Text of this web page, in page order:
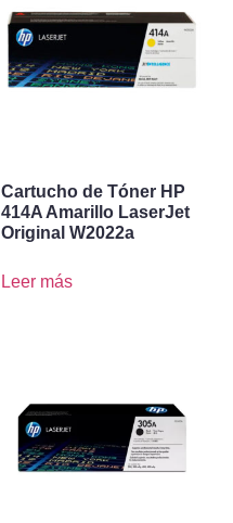
Cartucho de Tóner HP
414A Amarillo LaserJet
Original W2022a
Leer más